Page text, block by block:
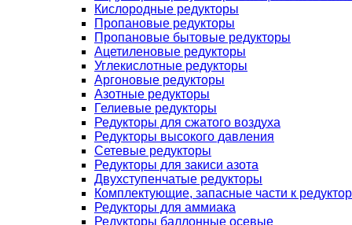
Кислородные редукторы
Пропановые редукторы
Пропановые бытовые редукторы
Ацетиленовые редукторы
Углекислотные редукторы
Аргоновые редукторы
Азотные редукторы
Гелиевые редукторы
Редукторы для сжатого воздуха
Редукторы высокого давления
Сетевые редукторы
Редукторы для закиси азота
Двухступенчатые редукторы
Комплектующие, запасные части к
Редукторы для аммиака
Редукторы баллонные осевые